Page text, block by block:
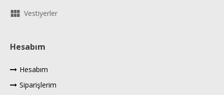
Vestiyerler
Hesabım
Hesabım
Siparişlerim